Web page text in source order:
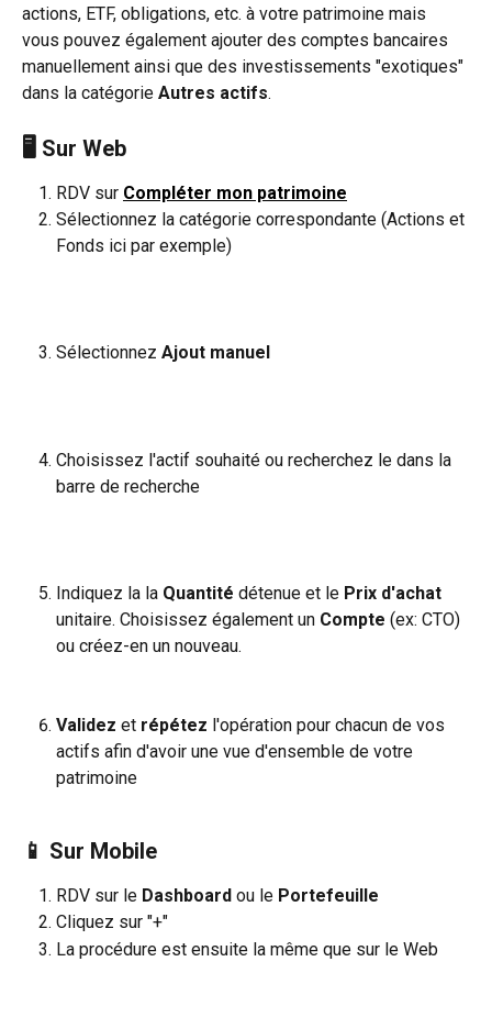
actions, ETF, obligations, etc. à votre patrimoine mais
vous pouvez également ajouter des comptes bancaires
manuellement ainsi que des investissements "exotiques"
dans la catégorie Autres actifs.
🖥️ Sur Web
RDV sur Compléter mon patrimoine
Sélectionnez la catégorie correspondante (Actions et
Fonds ici par exemple)
Sélectionnez Ajout manuel
Choisissez l'actif souhaité ou recherchez le dans la
barre de recherche
Indiquez la la Quantité détenue et le Prix d'achat
unitaire. Choisissez également un Compte (ex: CTO)
ou créez-en un nouveau.​
Validez et répétez l'opération pour chacun de vos
actifs afin d'avoir une vue d'ensemble de votre
patrimoine
📱 Sur Mobile
RDV sur le Dashboard ou le Portefeuille
Cliquez sur "+"
La procédure est ensuite la même que sur le Web